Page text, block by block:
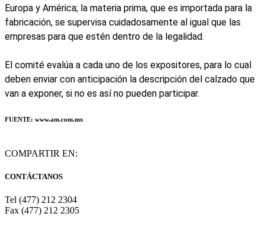
Europa y América; la materia prima, que es importada para la
fabricación, se supervisa cuidadosamente al igual que las
empresas para que estén dentro de la legalidad.
El comité evalúa a cada uno de los expositores, para lo cual
deben enviar con anticipación la descripción del calzado que
van a exponer, si no es así no pueden participar.
FUENTE: www.am.com.mx
COMPARTIR EN:
CONTÁCTANOS
Tel (477) 212 2304
Fax (477) 212 2305